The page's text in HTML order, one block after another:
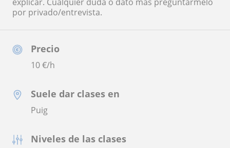
Precio
10€/h
Suele dar clases en
Puig
Niveles de las clases
por privado/entrevista.